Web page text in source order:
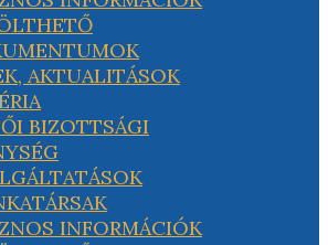
AKTUALITÁSOK
BIZOTTSÁGI
INFORMÁCIÓK